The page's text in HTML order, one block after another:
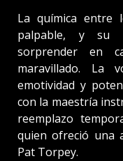
La química entre
palpable, y su
sorprender en
maravillado. La
emotividad y
con la maestría
reemplazo
quien ofreció una
Pat Torpey.